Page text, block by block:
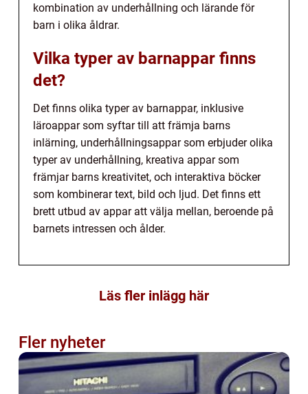
kombination av underhållning och lärande för
barn i olika åldrar.
Vilka typer av barnappar finns
det?
Det finns olika typer av barnappar, inklusive
läroappar som syftar till att främja barns
inlärning, underhållningsappar som erbjuder olika
typer av underhållning, kreativa appar som
främjar barns kreativitet, och interaktiva böcker
som kombinerar text, bild och ljud. Det finns ett
brett utbud av appar att välja mellan, beroende på
barnets intressen och ålder.
Läs fler inlägg här
Fler nyheter